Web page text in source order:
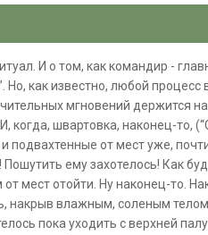
И о том, как командир -
как известно, любой процесс
мгновений держится на
когда, швартовка, наконец-то,
подвахтенные от мест уже,
ему захотелось! Как
мест отойти. Ну наконец-то.
накрыв влажным, соленым телом
пока уходить с верхней